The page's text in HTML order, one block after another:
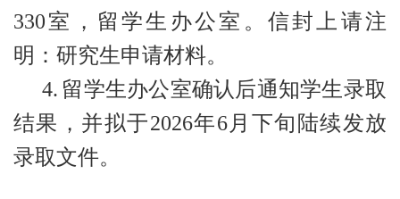
330室，留学生办公室。信封上请注
明：研究生申请材料。
4. 留学生办公室确认后通知学生录取
结果，并拟于2026年6月下旬陆续发放
录取文件。